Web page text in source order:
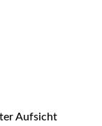
Aufsicht